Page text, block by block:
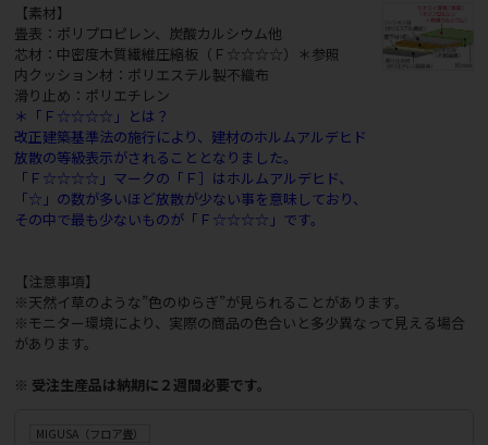
【素材】
畳表：ポリプロピレン、炭酸カルシウム他
芯材：中密度木質繊維圧縮板（Ｆ☆☆☆☆）＊参照
内クッション材：ポリエステル製不織布
滑り止め：ポリエチレン
＊「Ｆ☆☆☆☆」とは？
改正建築基準法の施行により、建材のホルムアルデヒド
放散の等級表示がされることとなりました。
「Ｆ☆☆☆☆」マークの「Ｆ］はホルムアルデヒド、
「☆」の数が多いほど放散が少ない事を意味しており、
その中で最も少ないものが「Ｆ☆☆☆☆」です。
【注意事項】
※天然イ草のような”色のゆらぎ”が見られることがあります。
※モニター環境により、実際の商品の色合いと多少異なって見える場合
があります。
※ 受注生産品は納期に２週間必要です。
MIGUSA（フロア畳）